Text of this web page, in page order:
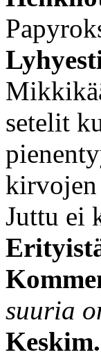
setelit
kirvojen
Juttu ei
suuria